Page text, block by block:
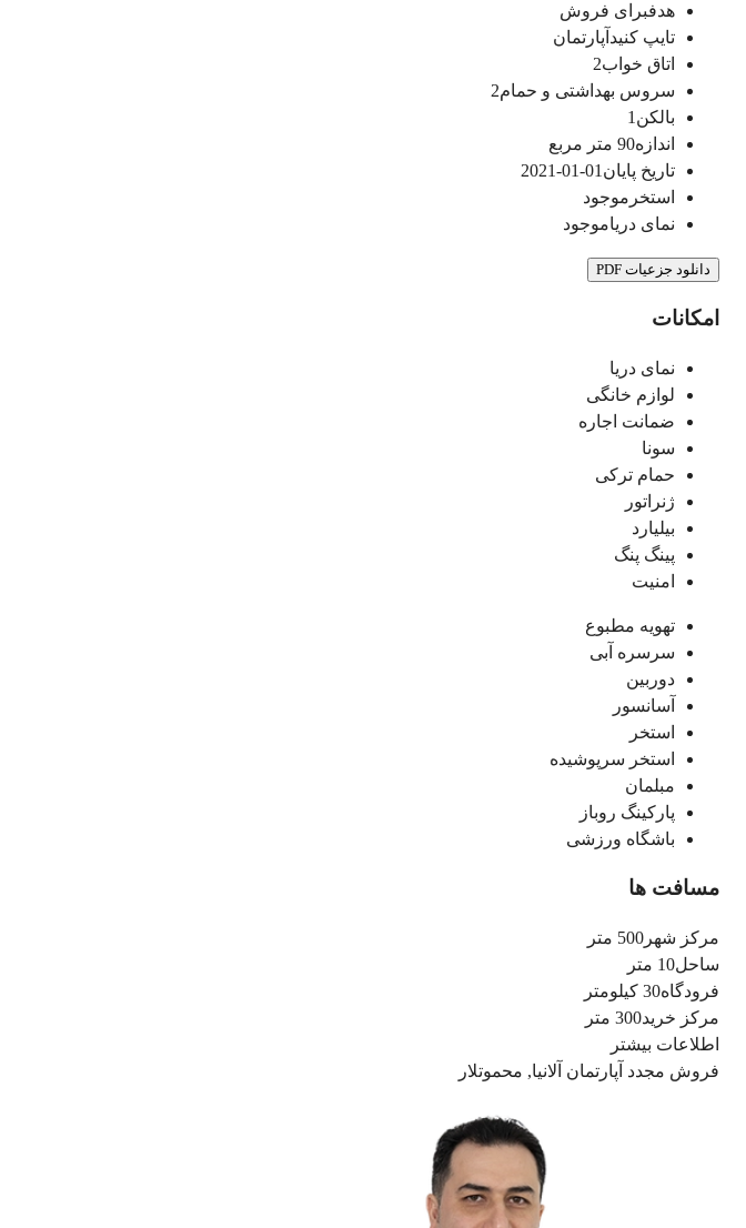
هدفبرای فروش
تایپ کنید آپارتمان
اتاق خواب2
سروس بهداشتی و حمام2
بالکن 1
اندازه90 متر مربع
تاریخ پایان 01-01-2021
استخر موجود
نمای دریاموجود
دانلود جزعیات PDF
امکانات
نمای دریا
لوازم خانگی
ضمانت اجاره
سونا
حمام ترکی
ژنراتور
بیلیارد
پینگ پنگ
امنیت
تهویه مطبوع
سرسره آبی
دوربین
آسانسور
استخر
استخر سرپوشیده
مبلمان
پارکینگ روباز
باشگاه ورزشی
مسافت ها
مرکز شهر 500 متر
ساحل10 متر
فرودگاه30 کیلومتر
مرکز خرید300 متر
اطلاعات بیشتر
فروش مجدد آپارتمان آلانیا, محموتلار